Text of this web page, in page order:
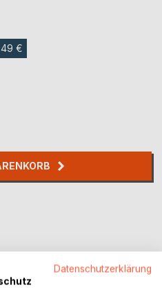
€
Datenschutzerklärung